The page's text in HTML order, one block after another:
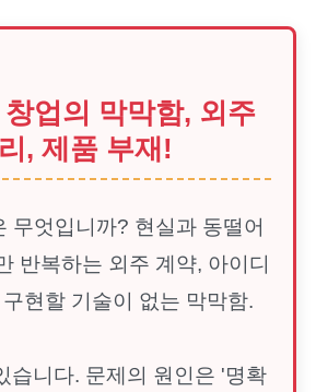
업의 막막함, 외주
, 제품 부재!
무엇입니까? 현실과 동떨어
반복하는 외주 계약, 아이디
현할 기술이 없는 막막함.
습니다. 문제의 원인은 '명확